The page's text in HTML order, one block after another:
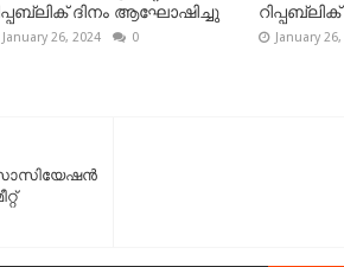
ദിനം ആഘോഷിച്ചു
January 26, 2024 0 January